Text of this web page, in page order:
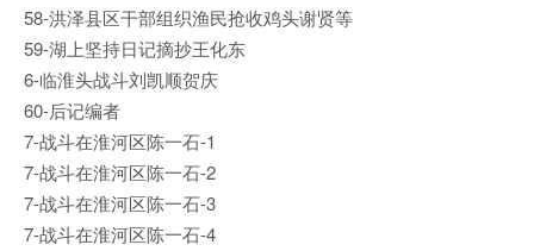
58-洪泽县区干部组织渔民抢收鸡头谢贤等
59-湖上坚持日记摘抄王化东
6-临淮头战斗刘凯顺贺庆
60-后记编者
7-战斗在淮河区陈一石-1
7-战斗在淮河区陈一石-2
7-战斗在淮河区陈一石-3
7-战斗在淮河区陈一石-4